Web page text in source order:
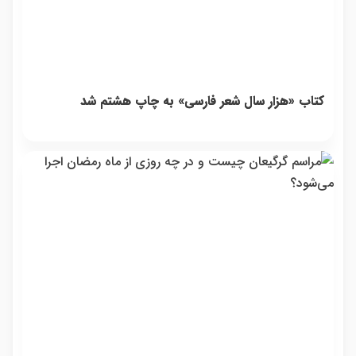
کتاب «هزار سال شعر فارسی» به چاپ هشتم شد